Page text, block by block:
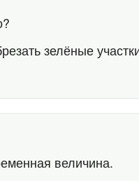
зелёные
величина.